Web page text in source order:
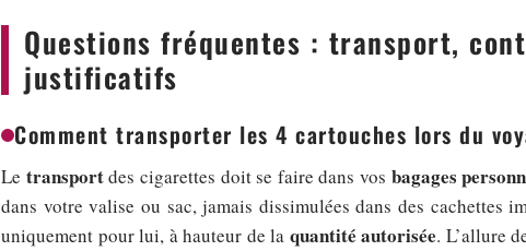
Questions fréquentes : transport,
justificatifs
Comment transporter les 4 cartouches lors du
Le transportdes cigarettes doit se faire dans vos bagages
dans votre valise ou sac, jamais dissimulées dans des cachettes
uniquement pour lui, à hauteur de la quantité autorisée. L’allure